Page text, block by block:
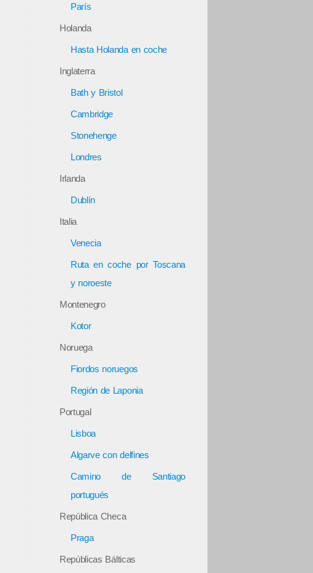
París
Holanda
Hasta Holanda en coche
Inglaterra
Bath y Bristol
Cambridge
Stonehenge
Londres
Irlanda
Dublín
Italia
Venecia
Ruta en coche por Toscana
y noroeste
Montenegro
Kotor
Noruega
Fiordos noruegos
Región de Laponia
Portugal
Lisboa
Algarve con delfines
Camino de Santiago
portugués
República Checa
Praga
Repúblicas Bálticas